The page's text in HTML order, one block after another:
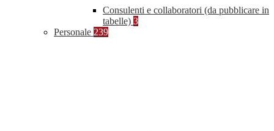
Consulenti e collaboratori (da pubblicare in
tabelle) 3
Personale 239